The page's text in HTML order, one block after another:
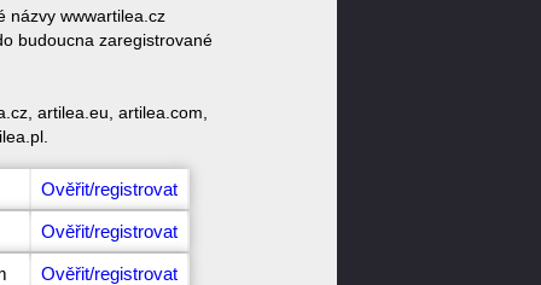
názvy wwwartilea.cz
budoucna zaregistrované
artilea.eu, artilea.com,
Ověřit/registrovat
Ověřit/registrovat
Ověřit/registrovat